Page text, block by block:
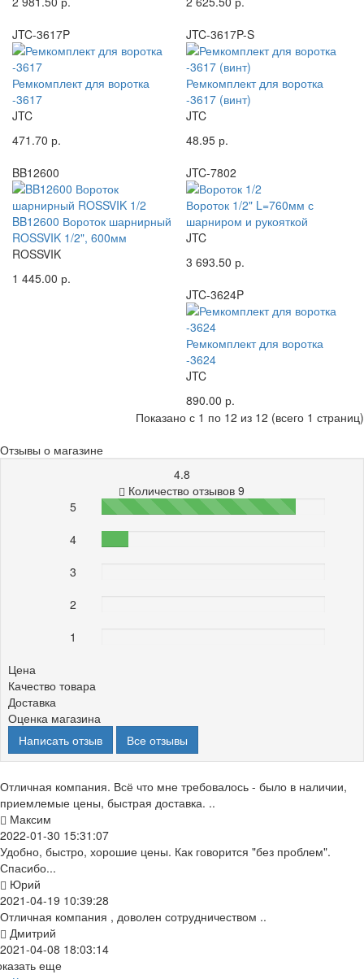
JTC-3617P
Ремкомплект для воротка
-3617
JTC
471.70 р.
JTC-3617P-S
Ремкомплект для воротка
-3617 (винт)
JTC
48.95 р.
BB12600
BB12600 Вороток шарнирный
ROSSVIK 1/2", 600мм
ROSSVIK
1 445.00 р.
JTC-7802
Вороток 1/2" L=760мм с
шарниром и рукояткой
JTC
3 693.50 р.
JTC-3624P
Ремкомплект для воротка
-3624
JTC
890.00 р.
Показано с 1 по 12 из 12 (всего 1 страниц)
Отзывы о магазине
4.8
Количество отзывов 9
5
87%
4
3
2
1
Цена
Качество товара
Доставка
Оценка магазина
Написать отзыв
Все отзывы
Отличная компания. Всё что мне требовалось - было в наличии,
приемлемые цены, быстрая доставка. ..
Максим
2022-01-30 15:31:07
Удобно, быстро, хорошие цены. Как говорится "без проблем".
Спасибо...
Юрий
2021-04-19 10:39:28
Отличная компания , доволен сотрудничеством ..
Дмитрий
2021-04-08 18:03:14
еще